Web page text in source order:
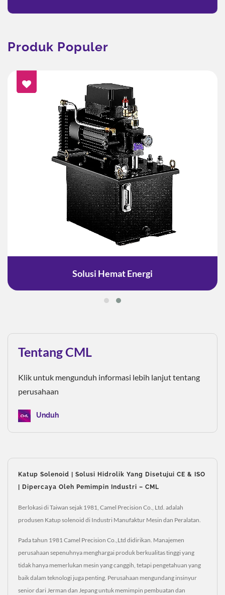
Produk Populer
Solusi Hemat Energi
Tentang CML
Klik untuk mengunduh informasi lebih lanjut tentang
perusahaan
Unduh
Katup Solenoid | Solusi Hidrolik Yang Disetujui CE & ISO
| Dipercaya Oleh Pemimpin Industri – CML
Berlokasi di Taiwan sejak 1981, Camel Precision Co., Ltd. adalah
produsen Katup solenoid di Industri Manufaktur Mesin dan Peralatan.
Pada tahun 1981 Camel Precision Co.,Ltd didirikan. Manajemen
perusahaan sepenuhnya menghargai produk berkualitas tinggi yang
tidak hanya memerlukan mesin yang canggih, tetapi pengetahuan yang
baik dalam teknologi juga penting. Perusahaan mengundang insinyur
senior dari Jerman dan Jepang untuk memimpin pembuatan dan